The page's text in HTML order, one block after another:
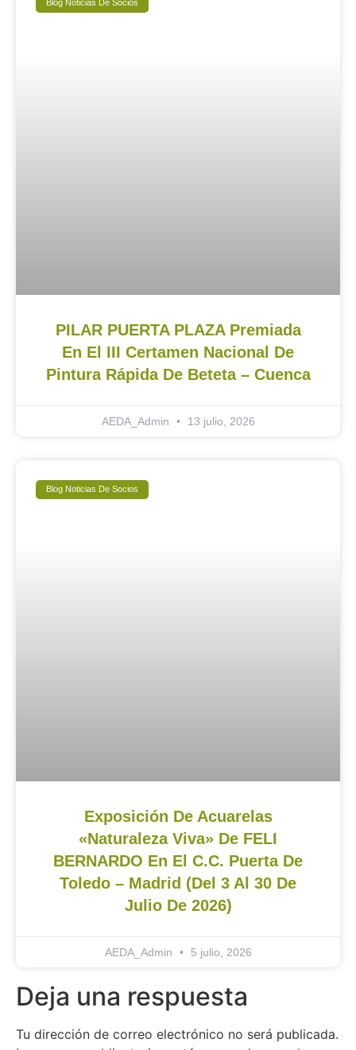
Blog Noticias De Socios
PILAR PUERTA PLAZA Premiada
En El III Certamen Nacional De
Pintura Rápida De Beteta – Cuenca
AEDA_Admin 13 julio, 2026
Blog Noticias De Socios
Exposición De Acuarelas
«Naturaleza Viva» De FELI
BERNARDO En El C.C. Puerta De
Toledo – Madrid (del 3 Al 30 De
Julio De 2026)
AEDA_Admin 5 julio, 2026
Deja una respuesta
Tu dirección de correo electrónico no será publicada.